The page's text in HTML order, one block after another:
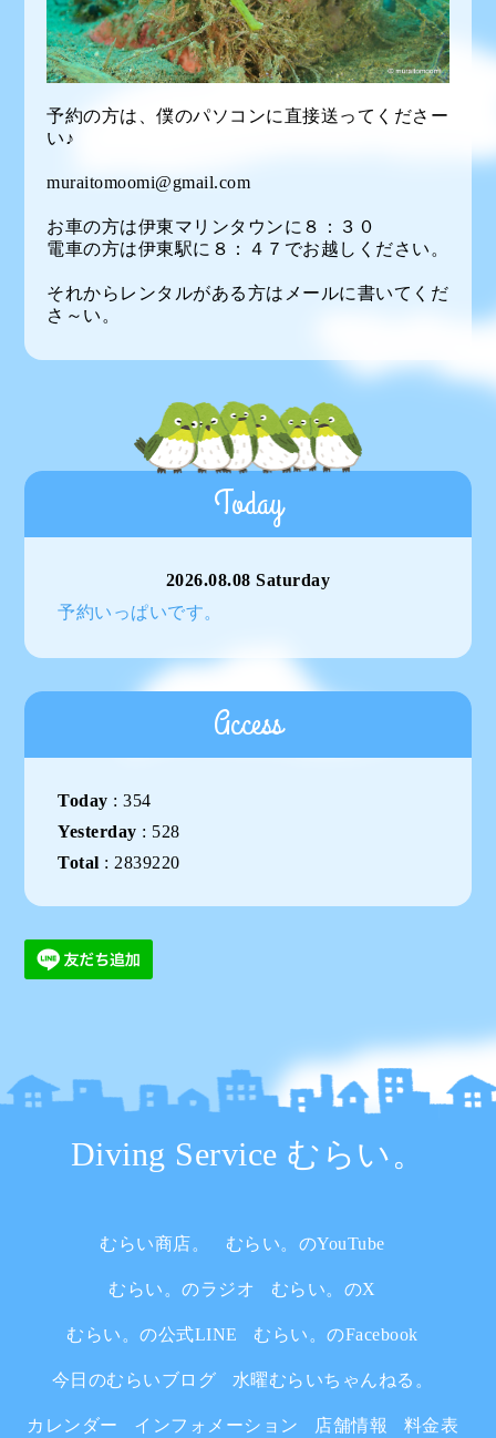
予約の方は、僕のパソコンに直接送ってくださー
い♪
muraitomoomi@gmail.com
お車の方は伊東マリンタウンに８：３０
電車の方は伊東駅に８：４７でお越しください。
それからレンタルがある方はメールに書いてくだ
さ～い。
Today
2026.08.08 Saturday
予約いっぱいです。
Access
Today :354
Yesterday : 528
Total : 2839220
Diving Service むらい。
むらい商店。 むらい。のYouTube
むらい。のラジオ むらい。のX
むらい。の公式LINE むらい。のFacebook
今日のむらいブログ 水曜むらいちゃんねる。
カレンダー インフォメーション 店舗情報 料金表